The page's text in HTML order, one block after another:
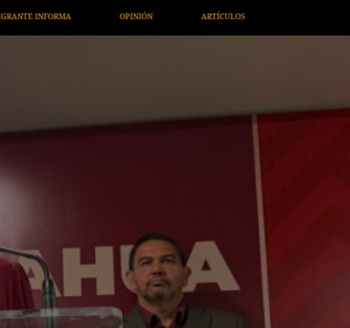
ARTÍCULOS ARTE / ENTRETENIMIENTO